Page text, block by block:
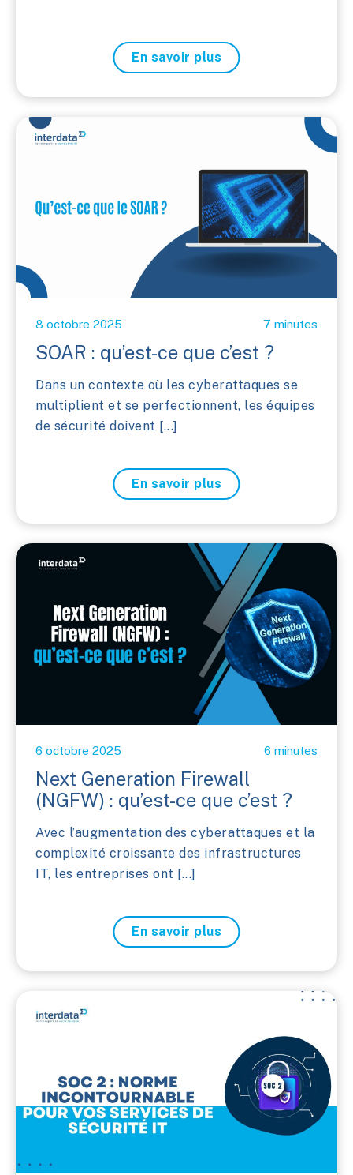
En savoir plus
8 octobre 2025 7 minutes
SOAR : qu’est-ce que c’est ?
Dans un contexte où les cyberattaques se
multiplient et se perfectionnent, les équipes
de sécurité doivent [...]
En savoir plus
6 octobre 2025 6 minutes
Next Generation Firewall
(NGFW) : qu’est-ce que c’est ?
Avec l’augmentation des cyberattaques et la
complexité croissante des infrastructures
IT, les entreprises ont [...]
En savoir plus